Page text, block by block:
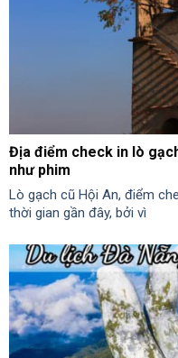
Địa điểm check in lò
như phim
Lò gạch cũ Hội An, điểm
thời gian gần đây, bởi vì